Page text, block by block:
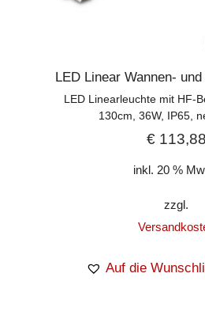
LED Linear Wannen-
LED Linearleuchte mit HF-
130cm, 36W, IP65,
€113,88
inkl. 20 %
zzgl.
Auf die